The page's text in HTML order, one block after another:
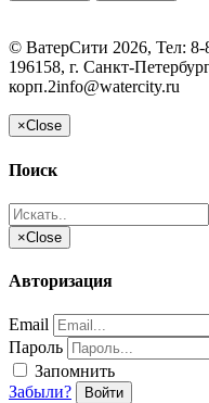
© ВатерСити 2026, Тел: 8-
196158, г. Санкт-
корп.2info@watercity.ru
×Close
Поиск
×Close
Авторизация
Email
Пароль
Запомнить
Забыли?
Войти